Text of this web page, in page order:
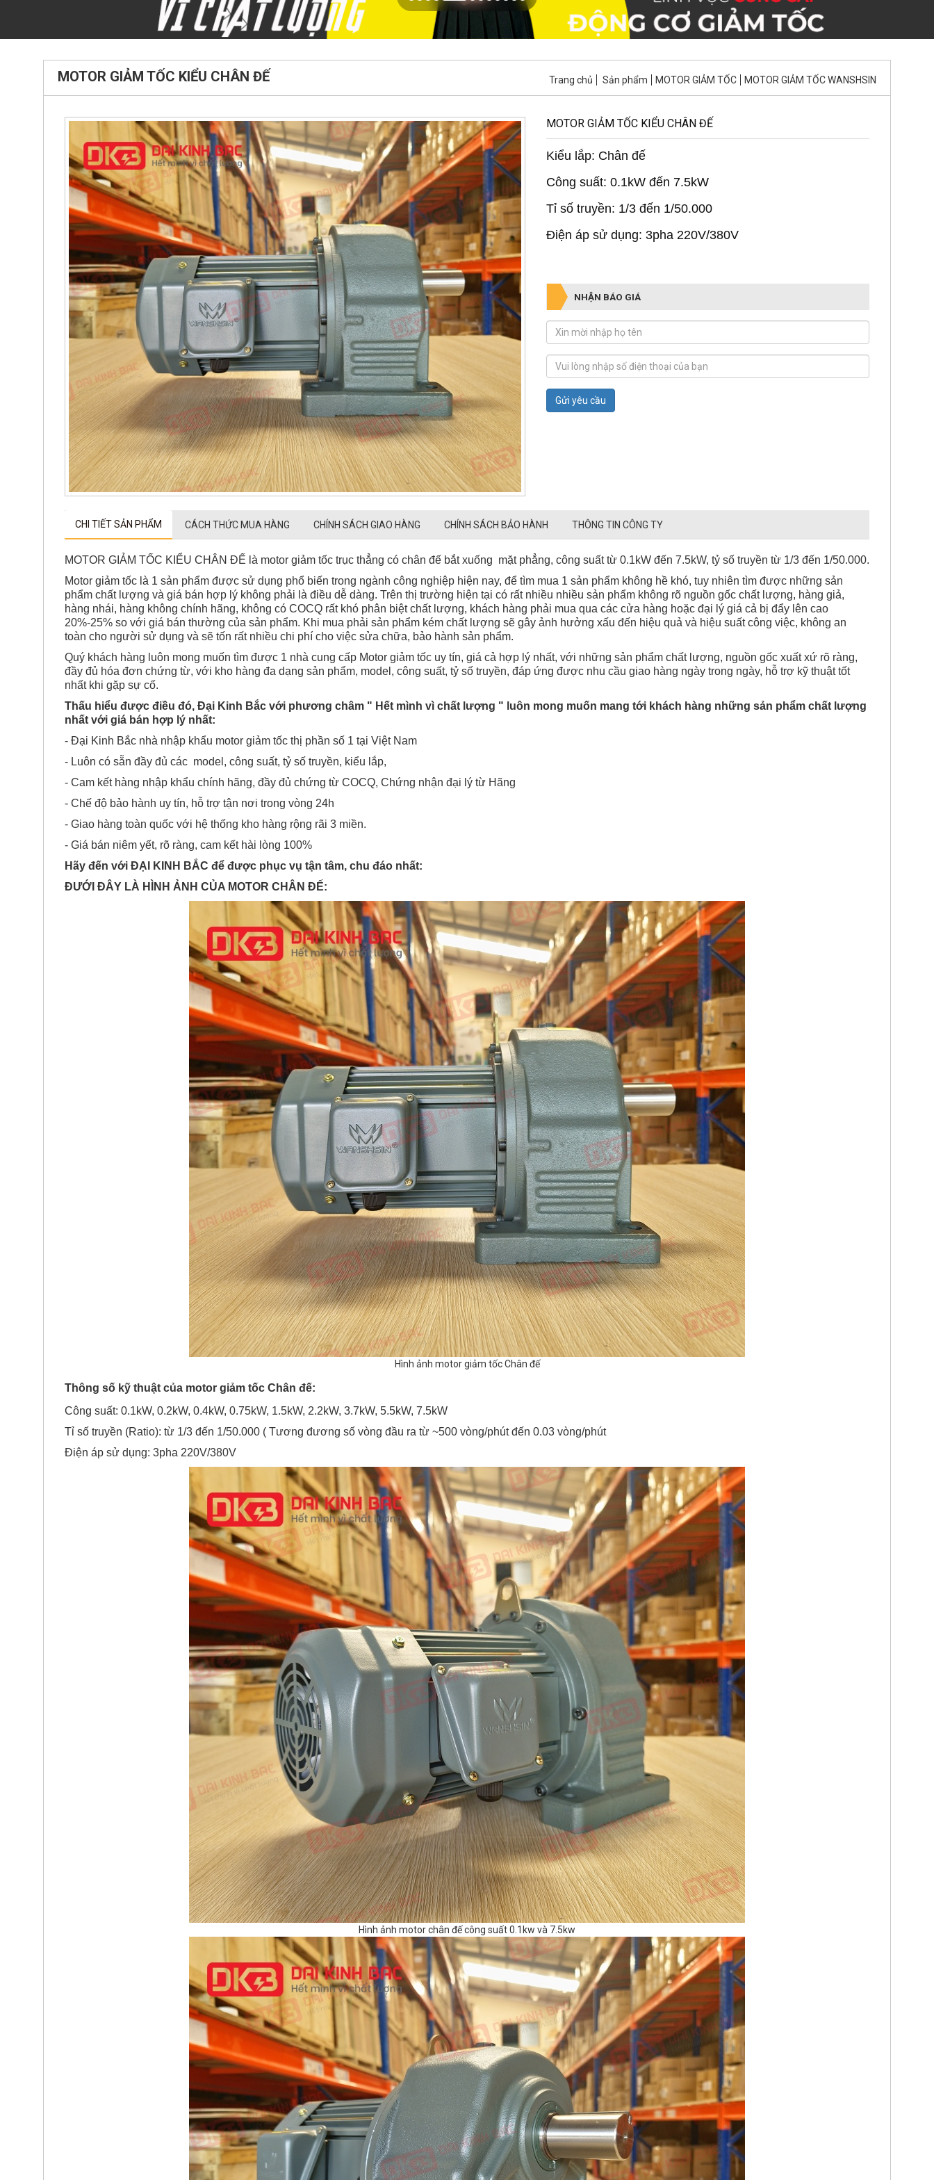
MOTOR GIẢM TỐC KIỂU CHÂN ĐẾ Trang chủ Sản phẩm MOTOR GIẢM TỐC MOTOR GIẢM TỐC WANSHSIN
MOTOR GIẢM TỐC KIỂU CHÂN ĐẾ
Kiểu lắp: Chân đế
Công suất: 0.1kW đến 7.5kW
Tỉ số truyền: 1/3 đến 1/50.000
Điện áp sử dụng: 3pha 220V/380V
NHẬN BÁO GIÁ
Gửi yêu cầu
CHI TIẾT SẢN PHẨM CÁCH THỨC MUA HÀNG CHÍNH SÁCH GIAO HÀNG CHÍNH SÁCH BẢO HÀNH THÔNG TIN CÔNG TY
MOTOR GIẢM TỐC KIỂU CHÂN ĐẾ là motor giảm tốc trục thẳng có chân đế bắt xuống mặt phẳng, công suất từ 0.1kW đến 7.5kW, tỷ số truyền từ 1/3 đến 1/50.000.
Motor giảm tốc là 1 sản phẩm được sử dụng phổ biến trong ngành công nghiệp hiện nay, để tìm mua 1 sản phẩm không hề khó, tuy nhiên tìm được những sản
phẩm chất lượng và giá bán hợp lý không phải là điều dễ dàng. Trên thị trường hiện tại có rất nhiều nhiều sản phẩm không rõ nguồn gốc chất lượng, hàng giả,
hàng nhái, hàng không chính hãng, không có COCQ rất khó phân biệt chất lượng, khách hàng phải mua qua các cửa hàng hoặc đại lý giá cả bị đẩy lên cao
20%-25% so với giá bán thường của sản phẩm. Khi mua phải sản phẩm kém chất lượng sẽ gây ảnh hưởng xấu đến hiệu quả và hiệu suất công việc, không an
toàn cho người sử dụng và sẽ tốn rất nhiều chi phí cho việc sửa chữa, bảo hành sản phẩm.
Quý khách hàng luôn mong muốn tìm được 1 nhà cung cấp Motor giảm tốc uy tín, giá cả hợp lý nhất, với những sản phẩm chất lượng, nguồn gốc xuất xứ rõ ràng,
đầy đủ hóa đơn chứng từ, với kho hàng đa dạng sản phẩm, model, công suất, tỷ số truyền, đáp ứng được nhu cầu giao hàng ngày trong ngày, hỗ trợ kỹ thuật tốt
nhất khi gặp sự cố.
Thấu hiểu được điều đó, Đại Kinh Bắc với phương châm " Hết mình vì chất lượng " luôn mong muốn mang tới khách hàng những sản phẩm chất lượng
nhất với giá bán hợp lý nhất:
- Đại Kinh Bắc nhà nhập khẩu motor giảm tốc thị phần số 1 tại Việt Nam
- Luôn có sẵn đầy đủ các model, công suất, tỷ số truyền, kiểu lắp,
- Cam kết hàng nhập khẩu chính hãng, đầy đủ chứng từ COCQ, Chứng nhận đại lý từ Hãng
- Chế độ bảo hành uy tín, hỗ trợ tận nơi trong vòng 24h
- Giao hàng toàn quốc với hệ thống kho hàng rộng rãi 3 miền.
- Giá bán niêm yết, rõ ràng, cam kết hài lòng 100%
Hãy đến với ĐẠI KINH BẮC để được phục vụ tận tâm, chu đáo nhất:
ĐƯỚI ĐÂY LÀ HÌNH ẢNH CỦA MOTOR CHÂN ĐẾ:
Hình ảnh motor giảm tốc Chân đế
Thông số kỹ thuật của motor giảm tốc Chân đế:
Công suất: 0.1kW, 0.2kW, 0.4kW, 0.75kW, 1.5kW, 2.2kW, 3.7kW, 5.5kW, 7.5kW
Tỉ số truyền (Ratio): từ 1/3 đến 1/50.000 ( Tương đương số vòng đầu ra từ ~500 vòng/phút đến 0.03 vòng/phút
Điện áp sử dụng: 3pha 220V/380V
Hình ảnh motor chân đế công suất 0.1kw và 7.5kw